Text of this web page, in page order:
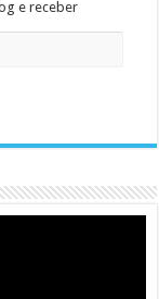
e receber